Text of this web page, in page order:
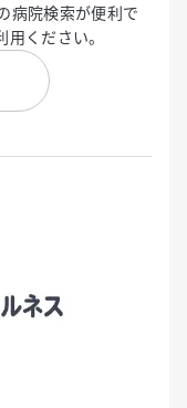
病院検索が便利で
ください。